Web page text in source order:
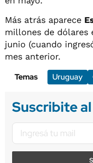
Más atrás aparece
millones de dólares
junio (cuando
mes anterior.
Temas
Uruguay
Suscribite